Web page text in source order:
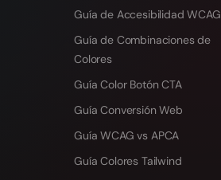
Guía de Accesibilidad WCAG
Guía de Combinaciones de
Colores
Guía Color Botón CTA
Guía Conversión Web
Guía WCAG vs APCA
Guía Colores Tailwind